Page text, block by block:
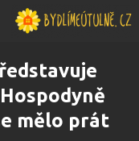
mělo prát